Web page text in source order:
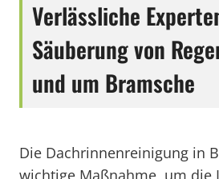
Verlässliche
Säuberung von
und um Bramsche
Die Dachrinnenreinigung in
wichtige Maßnahme, um die